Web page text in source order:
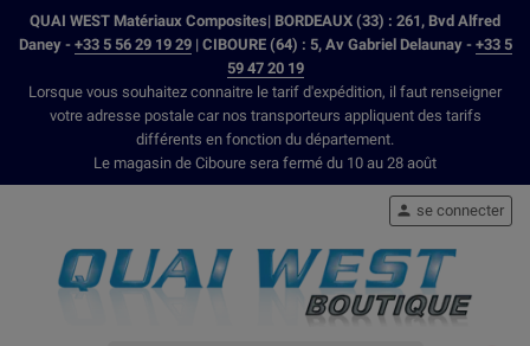
QUAI WEST Matériaux Composites| BORDEAUX (33) : 261, Bvd Alfred
Daney - +33 5 56 29 19 29| CIBOURE (64) : 5, Av Gabriel Delaunay - +33 5
59 47 20 19
Lorsque vous souhaitez connaitre le tarif d'expédition, il faut renseigner
votre adresse postale car nos transporteurs appliquent des tarifs
différents en fonction du département.
Le magasin de Ciboure sera fermé du 10 au 28 août
 se connecter